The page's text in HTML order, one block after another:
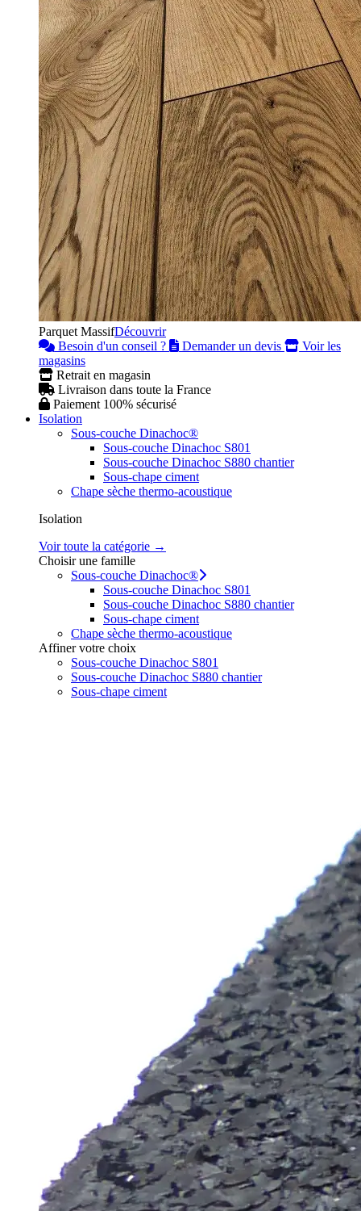
Parquet MassifDécouvrir
Besoin d'un conseil ?
Demander un devis
Voir les
magasins
Retrait en magasin
Livraison dans toute la France
Paiement 100% sécurisé
Isolation
Sous-couche Dinachoc®
Sous-couche Dinachoc S801
Sous-couche Dinachoc S880 chantier
Sous-chape ciment
Chape sèche thermo-acoustique
Isolation
Voir toute la catégorie →
Choisir une famille
Sous-couche Dinachoc®
Sous-couche Dinachoc S801
Sous-couche Dinachoc S880 chantier
Sous-chape ciment
Chape sèche thermo-acoustique
Affiner votre choix
Sous-couche Dinachoc S801
Sous-couche Dinachoc S880 chantier
Sous-chape ciment